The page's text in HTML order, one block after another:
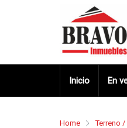
Inicio En
Home Terreno